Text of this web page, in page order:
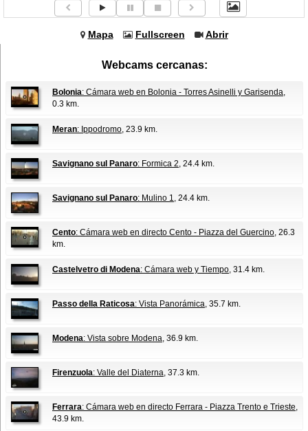
Mapa Fullscreen Abrir
Webcams cercanas:
Bolonia: Cámara web en Bolonia - Torres Asinelli y Garisenda,
0.3 km.
Meran: Ippodromo, 23.9 km.
Savignano sul Panaro: Formica 2, 24.4 km.
Savignano sul Panaro: Mulino 1, 24.4 km.
Cento: Cámara web en directo Cento - Piazza del Guercino, 26.3
km.
Castelvetro di Modena: Cámara web y Tiempo, 31.4 km.
Passo della Raticosa: Vista Panorámica, 35.7 km.
Modena: Vista sobre Modena, 36.9 km.
Firenzuola: Valle del Diaterna, 37.3 km.
Ferrara: Cámara web en directo Ferrara - Piazza Trento e Trieste,
43.9 km.